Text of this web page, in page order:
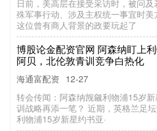
日前，美高层在接受采访时，被问
殊军事行动、涉及主权统一事宜时美
这位曾有商人背景的政要玩起了
博股论金配资官网 阿森纳盯上利
阿贝，北伦敦青训竞争白热化
海通富配资 12-27
转会传闻：阿森纳觊觎利物浦15岁
训战略再添一笔？ 近期，英格兰足坛